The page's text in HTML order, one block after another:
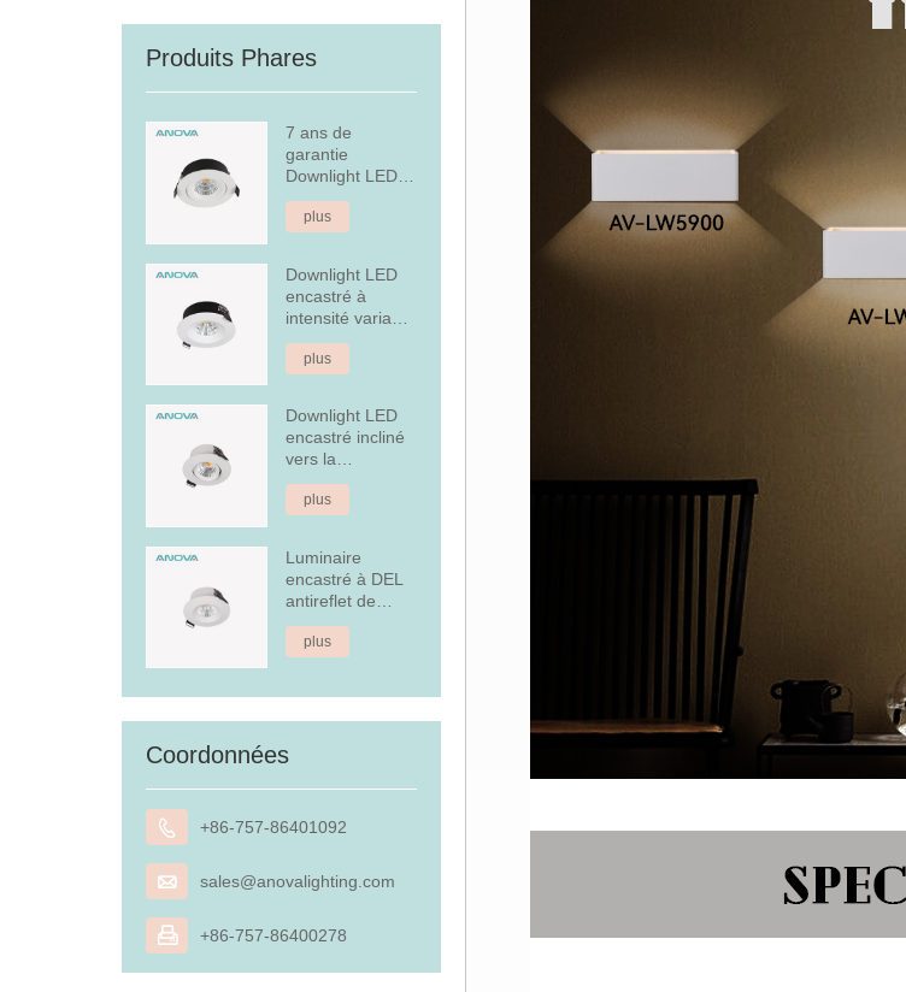
Produits Phares
7 ans de
garantie
Downlight LED
encastré à
intensité variable
plus
Downlight LED
encastré à
intensité variable
en aluminium
fixe de 7 W
plus
Downlight LED
encastré incliné
vers la
couverture
arrière
plus
Luminaire
encastré à DEL
antireflet de
4,5 W
plus
Coordonnées
 +86-757-86401092
 sales@anovalighting.com
 +86-757-86400278